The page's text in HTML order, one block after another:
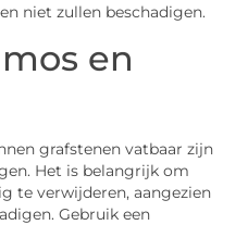
niet zullen beschadigen.
en
grafstenen vatbaar zijn
Het is belangrijk om
te verwijderen, aangezien
Gebruik een